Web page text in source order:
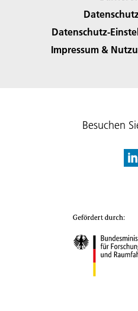
Datenschutz-
Impressum &
Besuchen